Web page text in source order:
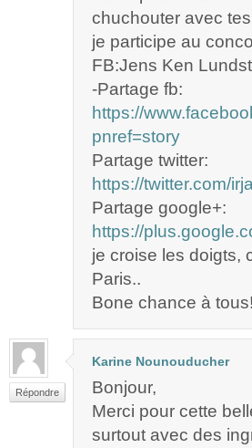
chuchouter avec
je participe au
FB:Jens Ken
-Partage fb:
https://
pnref=story
Partage twitter:
https://twitter.com/
Partage google+:
https://
je croise les doigts,
Paris..
Bone chance à tous!
Répondre
Karine Nounouducher
Bonjour,
Merci pour cette
surtout avec des